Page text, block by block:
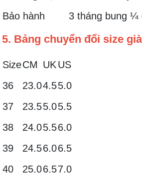
Bảo hành
3 tháng bung ¼
5. Bảng chuyển đổi size
SizeCM UK US
36
23.04.55.0
37
23.55.05.5
38
24.05.56.0
39
24.56.06.5
40
25.06.57.0